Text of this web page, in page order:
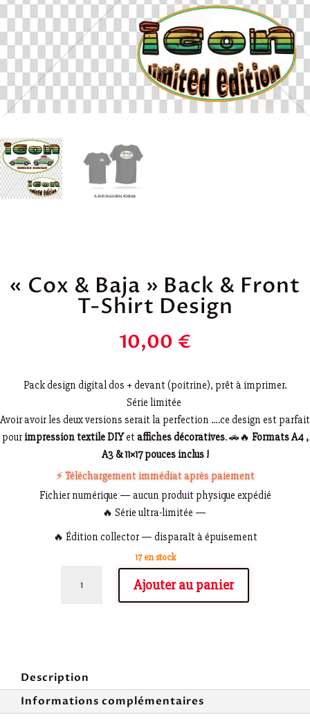
« Cox & Baja » Back & Front
T-Shirt Design
10,00 €
Pack design digital dos + devant (poitrine), prêt à imprimer.
Série limitée
Avoir avoir les deux versions serait la perfection ….ce design est parfait
pourimpression textile DIYet affiches décoratives. 🚗🔥 Formats A4 ,
A3 & 11×17 pouces inclus !
⚡ Téléchargement immédiat après paiement
Fichier numérique — aucun produit physique expédié
🔥 Série ultra-limitée —
🔥 Édition collector — disparaît à épuisement
17 en stock
&
Front
T-
Ajouter au panier
Description
Informations complémentaires